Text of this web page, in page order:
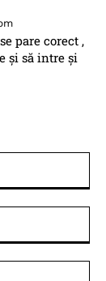
pare corect ,
și să intre și